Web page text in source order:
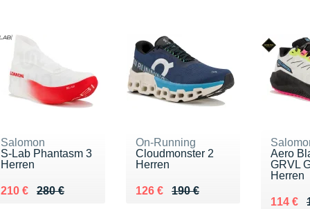
Salomon
S-Lab Phantasm 3
Herren
280 €
Au lieu de 280 €
210 €
Vendu 210 €
On-Running
Cloudmonster 2
Herren
190 €
Au lieu de 190 €
126 €
Vendu 126 €
Aero
GRVL
Herren
Au lieu
114 €
Vendu